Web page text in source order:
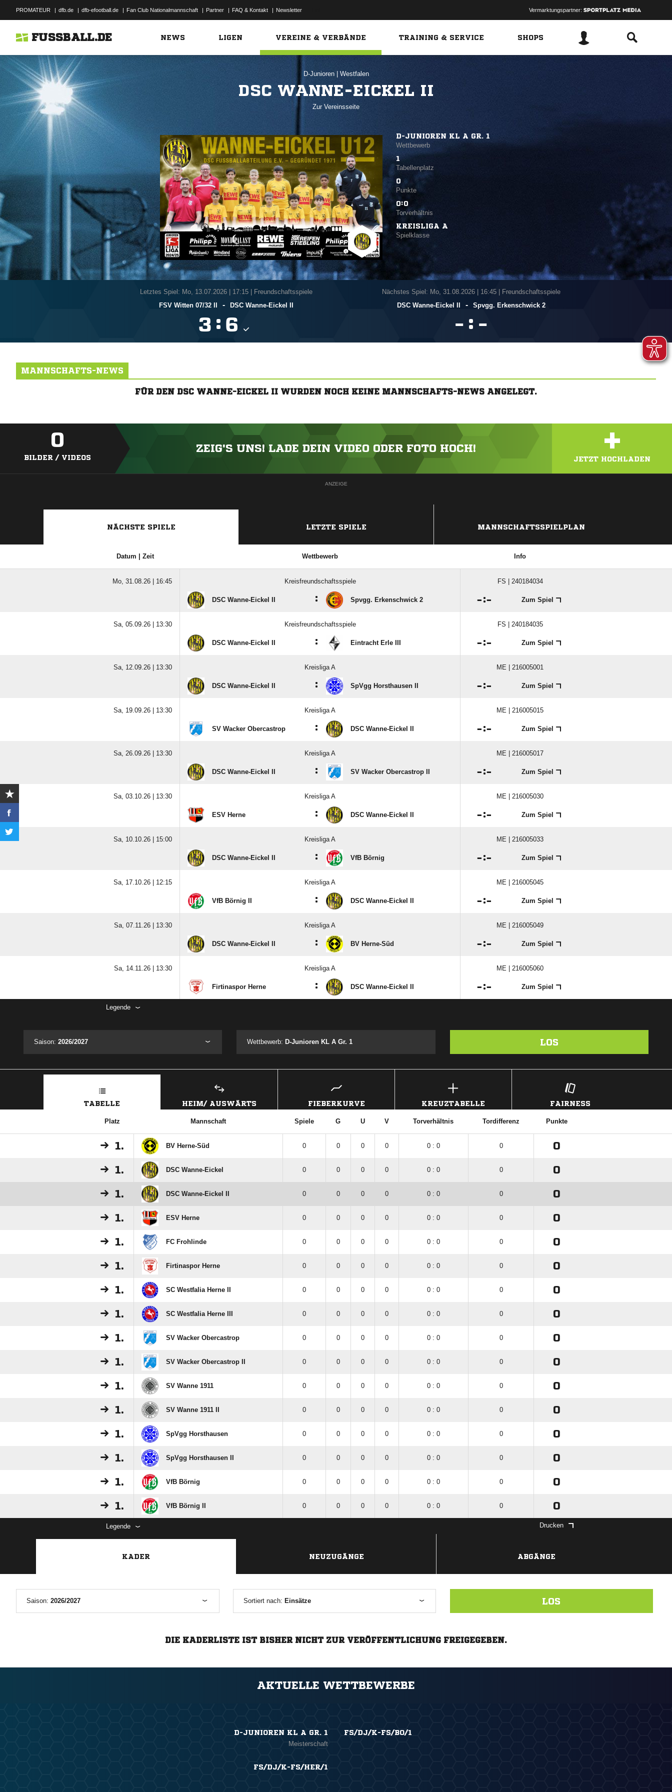
PROMATEUR | dfb.de | dfb-efootball.de | Fan Club Nationalmannschaft | Partner | FAQ & Kontakt | Newsletter Vermarktungspartner:
FUSSBALL.DE NEWS LIGEN VEREINE & VERBÄNDE TRAINING & SERVICE SHOPS
D-Junioren Westfalen
DSC WANNE-EICKEL II
Zur Vereinsseite
D-JUNIOREN KL A GR. 1
Wettbewerb
1
Tabellenplatz
0
Punkte
0:0
Torverhältnis
KREISLIGA A
Spielklasse
Letztes Spiel: Mo, 13.07.2026| 17:15 | Freundschaftsspiele
FSV Witten 07/​32 II
- DSC Wanne-Eickel II
 : 
Nächstes Spiel: Mo, 31.08.2026| 16:45 | Freundschaftsspiele
DSC Wanne-Eickel II
- Spvgg. Erkenschwick 2
 : 
MANNSCHAFTS-NEWS
FÜR DEN DSC WANNE-EICKEL II WURDEN NOCH KEINE MANNSCHAFTS-NEWS ANGELEGT.
0
BILDER / VIDEOS
ZEIG'S UNS! LADE DEIN VIDEO ODER FOTO HOCH! +
JETZT HOCHLADEN
ANZEIGE
NÄCHSTE SPIELE LETZTE SPIELE MANNSCHAFTSSPIELPLAN
Datum | Zeit Wettbewerb Info
Mo, 31.08.26 | 16:45 Kreisfreundschaftsspiele FS | 240184034
DSC Wanne-Eickel II : Spvgg. Erkenschwick 2 : Zum Spiel
Sa, 05.09.26 | 13:30 Kreisfreundschaftsspiele FS | 240184035
DSC Wanne-Eickel II : Eintracht Erle III : Zum Spiel
Sa, 12.09.26 | 13:30 Kreisliga A ME | 216005001
DSC Wanne-Eickel II : SpVgg Horsthausen II : Zum Spiel
Sa, 19.09.26 | 13:30 Kreisliga A ME | 216005015
SV Wacker Obercastrop : DSC Wanne-Eickel II : Zum Spiel
Sa, 26.09.26 | 13:30 Kreisliga A ME | 216005017
DSC Wanne-Eickel II : SV Wacker Obercastrop II : Zum Spiel
Sa, 03.10.26 | 13:30 Kreisliga A ME | 216005030
ESV Herne : DSC Wanne-Eickel II : Zum Spiel
Sa, 10.10.26 | 15:00 Kreisliga A ME | 216005033
DSC Wanne-Eickel II : VfB Börnig : Zum Spiel
Sa, 17.10.26 | 12:15 Kreisliga A ME | 216005045
VfB Börnig II : DSC Wanne-Eickel II : Zum Spiel
Sa, 07.11.26 | 13:30 Kreisliga A ME | 216005049
DSC Wanne-Eickel II : BV Herne-Süd : Zum Spiel
Sa, 14.11.26 | 13:30 Kreisliga A ME | 216005060
Firtinaspor Herne : DSC Wanne-Eickel II : Zum Spiel
Legende
Saison: 2026/2027 Wettbewerb: D-Junioren KL A Gr. 1 LOS
TABELLE HEIM/ AUSWÄRTS FIEBERKURVE KREUZTABELLE FAIRNESS
Platz Mannschaft Spiele G U V Torverhältnis Tordifferenz Punkte
1. BV Herne-Süd 0 0 0 0 0 : 0 0 0
1. DSC Wanne-Eickel 0 0 0 0 0 : 0 0 0
1. DSC Wanne-Eickel II 0 0 0 0 0 : 0 0 0
1. ESV Herne 0 0 0 0 0 : 0 0 0
1. FC Frohlinde 0 0 0 0 0 : 0 0 0
1. Firtinaspor Herne 0 0 0 0 0 : 0 0 0
1. SC Westfalia Herne II 0 0 0 0 0 : 0 0 0
1. SC Westfalia Herne III 0 0 0 0 0 : 0 0 0
1. SV Wacker Obercastrop 0 0 0 0 0 : 0 0 0
1. SV Wacker Obercastrop II 0 0 0 0 0 : 0 0 0
1. SV Wanne 1911 0 0 0 0 0 : 0 0 0
1. SV Wanne 1911 II 0 0 0 0 0 : 0 0 0
1. SpVgg Horsthausen 0 0 0 0 0 : 0 0 0
1. SpVgg Horsthausen II 0 0 0 0 0 : 0 0 0
1. VfB Börnig 0 0 0 0 0 : 0 0 0
1. VfB Börnig II 0 0 0 0 0 : 0 0 0
Legende Drucken
KADER NEUZUGÄNGE ABGÄNGE
Saison: 2026/2027 Sortiert nach: Einsätze LOS
DIE KADERLISTE IST BISHER NICHT ZUR VERÖFFENTLICHUNG FREIGEGEBEN.
AKTUELLE WETTBEWERBE
D-JUNIOREN KL A GR. 1
Meisterschaft
FS/DJ/K-FS/BO/1
FS/DJ/K-FS/HER/1